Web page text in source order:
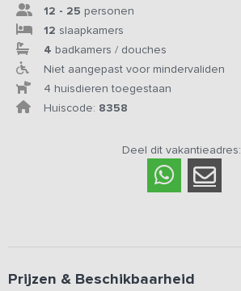
12 - 25 personen
12 slaapkamers
4 badkamers / douches
Niet aangepast voor mindervaliden
4 huisdieren toegestaan
Huiscode: 8358
Deel dit vakantieadres:
Prijzen & Beschikbaarheid